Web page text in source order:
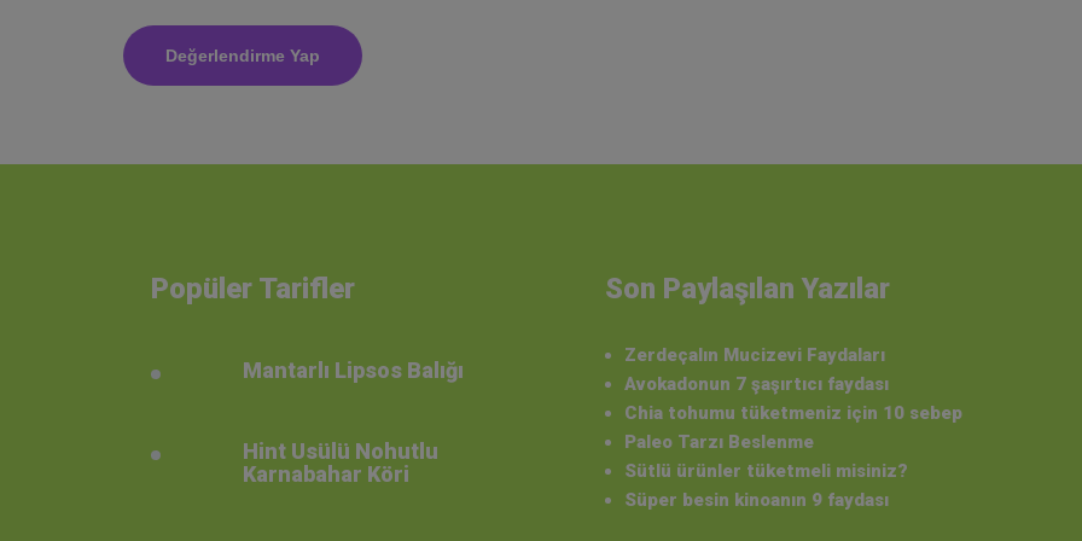
Popüler Tarifler
Mantarlı Lipsos Balığı
Hint Usülü Nohutlu
Karnabahar Köri
Son Paylaşılan Yazılar
Zerdeçalın Mucizevi Faydaları
Avokadonun 7 şaşırtıcı faydası
Chia tohumu tüketmeniz için 10 sebep
Paleo Tarzı Beslenme
Sütlü ürünler tüketmeli misiniz?
Süper besin kinoanın 9 faydası